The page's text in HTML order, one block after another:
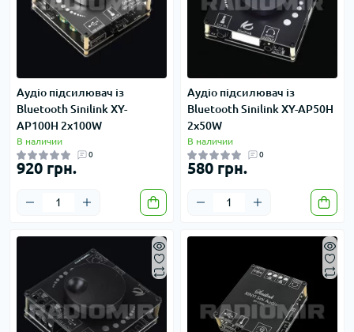
Аудіо підсилювач із
Bluetooth Sinilink XY-
AP100H 2x100W
В наличии
0
920 грн.
Аудіо підсилювач із
Bluetooth Sinilink XY-AP50H
2x50W
В наличии
0
580 грн.